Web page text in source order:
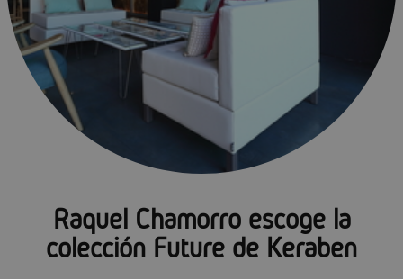
Raquel Chamorro escoge la
colección Future de Keraben